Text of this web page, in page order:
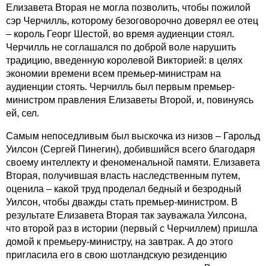
Елизавета Вторая не могла позволить, чтобы пожилой
сэр Черчилль, которому безоговорочно доверял ее отец
– король Георг Шестой, во время аудиенции стоял.
Черчилль не соглашался по доброй воле нарушить
традицию, введенную королевой Викторией: в целях
экономии времени всем премьер-министрам на
аудиенции стоять. Черчилль был первым премьер-
министром правления Елизаветы Второй, и, повинуясь
ей, сел.
Самым непоседливым был выскочка из низов – Гарольд
Уилсон (Сергей Пинегин), добившийся всего благодаря
своему интеллекту и феноменальной памяти. Елизавета
Вторая, получившая власть наследственным путем,
оценила – какой труд проделал бедный и безродный
Уилсон, чтобы дважды стать премьер-министром. В
результате Елизавета Вторая так зауважала Уилсона,
что второй раз в истории (первый с Черчиллем) пришла
домой к премьеру-министру, на завтрак. А до этого
пригласила его в свою шотландскую резиденцию